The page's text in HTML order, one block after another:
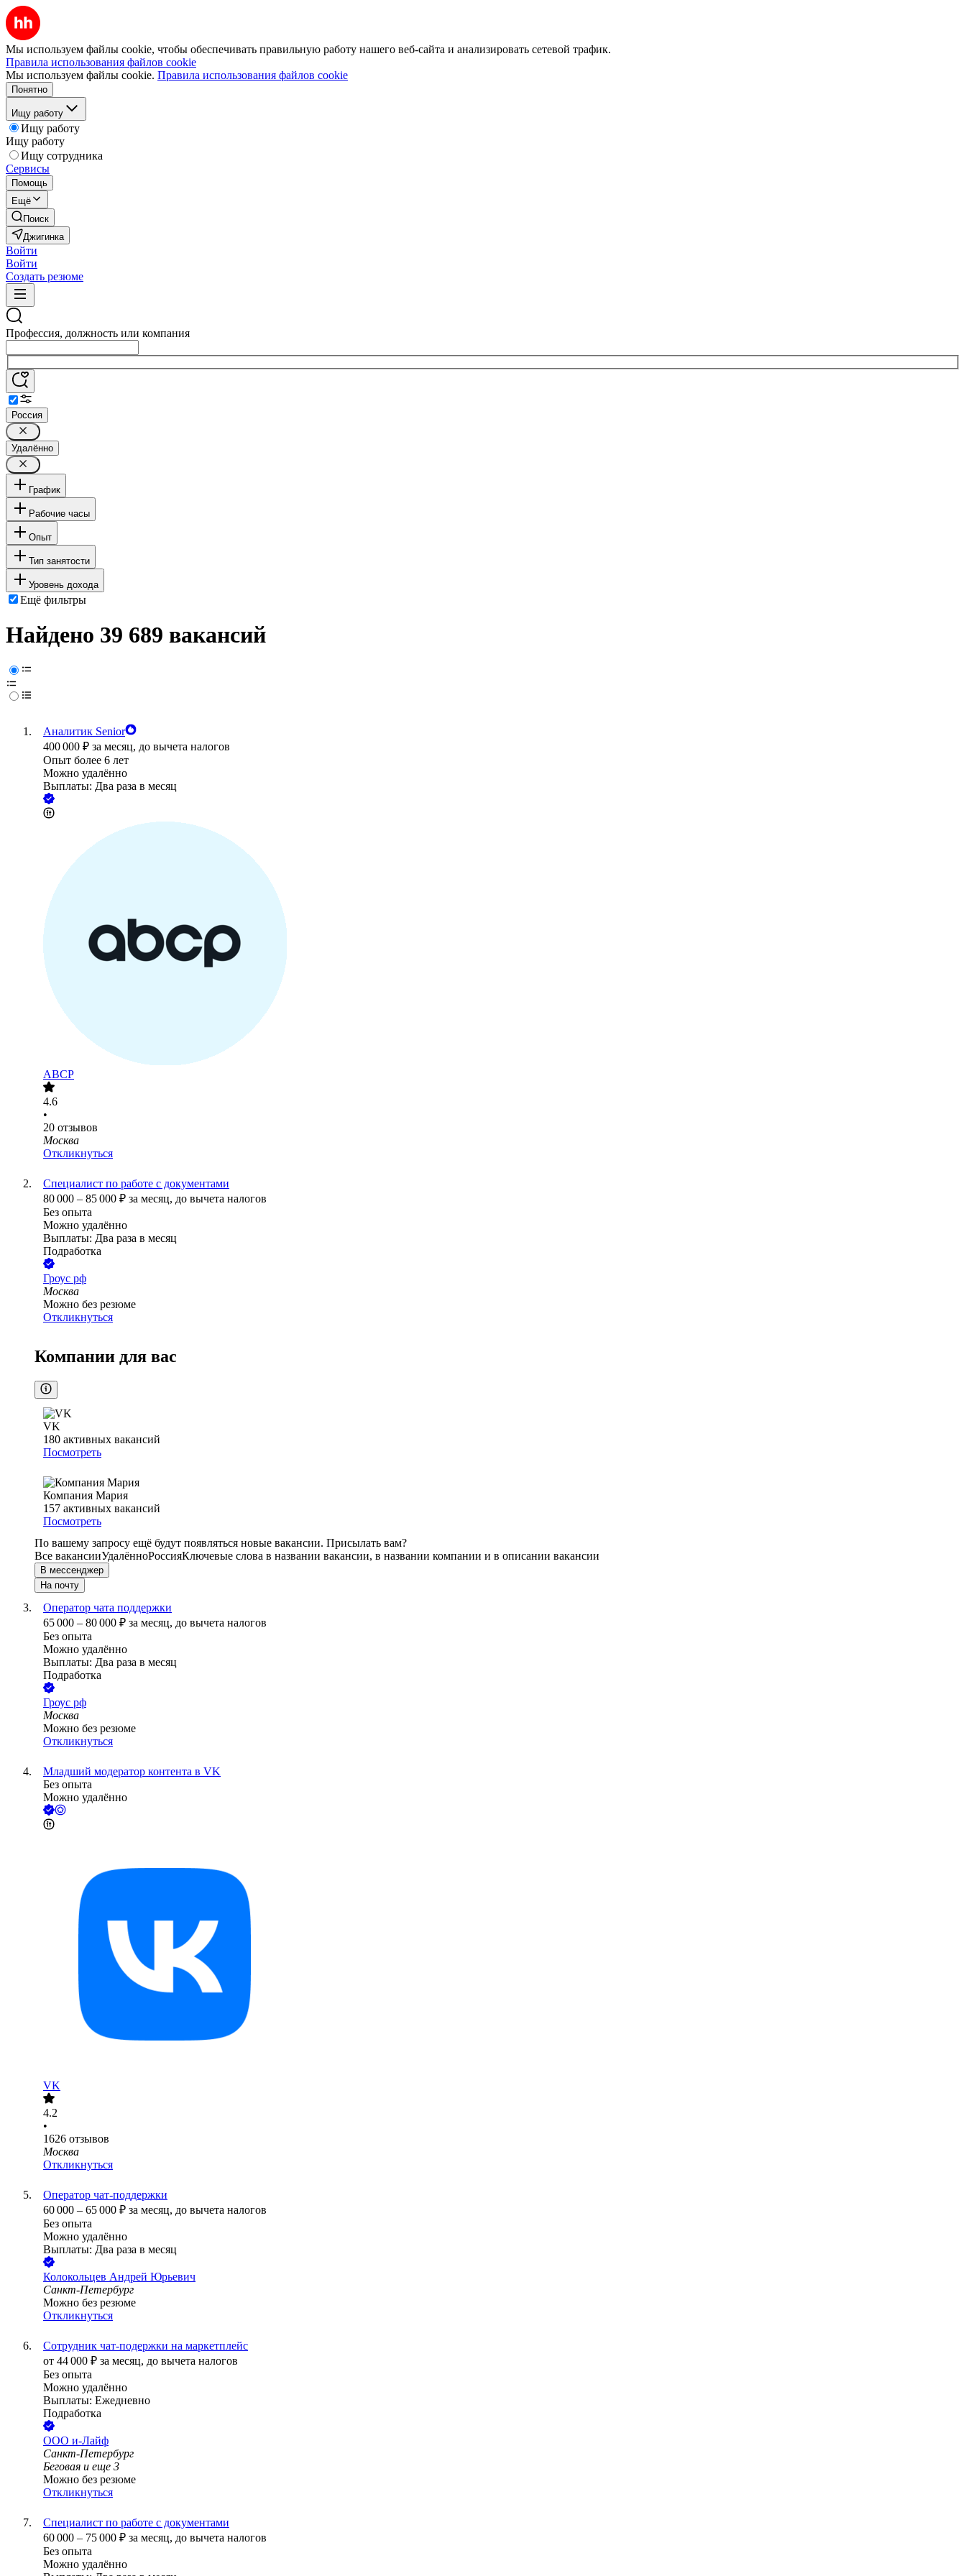
Мы используем файлы cookie, чтобы обеспечивать правильную работу нашего веб-сайта и анализировать сетевой трафик.
Правила использования файлов cookie
Мы используем файлы cookie. Правила использования файлов cookie
Понятно
Ищу работу
Ищу работу
Ищу работу
Ищу сотрудника
Сервисы
Помощь
Ещё
Поиск
Джигинка
Войти
Войти
Создать резюме
Профессия, должность или компания
Россия
Удалённо
График
Рабочие часы
Опыт
Тип занятости
Уровень дохода
Ещё фильтры
Найдено 39 689 вакансий
Аналитик Senior
400 000 ₽ за месяц, до вычета налогов
Опыт более 6 лет
Можно удалённо
Выплаты: Два раза в месяц
ABCP
4.6
•
20 отзывов
Москва
Откликнуться
Специалист по работе с документами
80 000 – 85 000 ₽ за месяц, до вычета налогов
Без опыта
Можно удалённо
Выплаты: Два раза в месяц
Подработка
Гроус рф
Москва
Можно без резюме
Откликнуться
Компании для вас
VK
180 активных вакансий
Посмотреть
Компания Мария
157 активных вакансий
Посмотреть
По вашему запросу ещё будут появляться новые вакансии. Присылать вам?
Все вакансииУдалённоРоссияКлючевые слова в названии вакансии, в названии компании и в описании вакансии
В мессенджер
На почту
Оператор чата поддержки
65 000 – 80 000 ₽ за месяц, до вычета налогов
Без опыта
Можно удалённо
Выплаты: Два раза в месяц
Подработка
Гроус рф
Москва
Можно без резюме
Откликнуться
Младший модератор контента в VK
Без опыта
Можно удалённо
VK
4.2
•
1626 отзывов
Москва
Откликнуться
Оператор чат-поддержки
60 000 – 65 000 ₽ за месяц, до вычета налогов
Без опыта
Можно удалённо
Выплаты: Два раза в месяц
Колокольцев Андрей Юрьевич
Санкт-Петербург
Можно без резюме
Откликнуться
Сотрудник чат-подержки на маркетплейс
от 44 000 ₽ за месяц, до вычета налогов
Без опыта
Можно удалённо
Выплаты: Ежедневно
Подработка
ООО и-Лайф
Санкт-Петербург
Беговая и еще 3
Можно без резюме
Откликнуться
Специалист по работе с документами
60 000 – 75 000 ₽ за месяц, до вычета налогов
Без опыта
Можно удалённо